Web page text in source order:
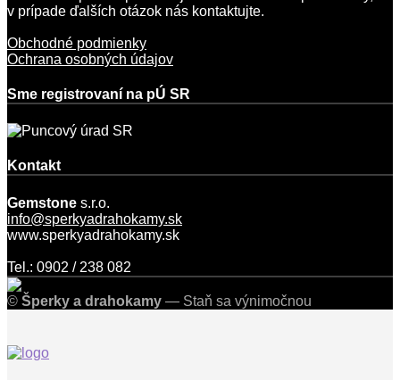
v prípade ďalších otázok nás kontaktujte.
Obchodné podmienky
Ochrana osobných údajov
Sme registrovaní na pÚ SR
Kontakt
Gemstone s.r.o.
info@sperkyadrahokamy.sk
www.sperkyadrahokamy.sk
Tel.: 0902 / 238 082
© Šperky a drahokamy — Staň sa výnimočnou